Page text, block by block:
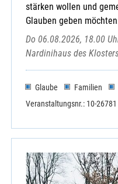
stärken wollen und
Glauben geben
Do 06.08.2026, 18.00
Nardinihaus des
Glaube Familien
Veranstaltungsnr.: 10-26781